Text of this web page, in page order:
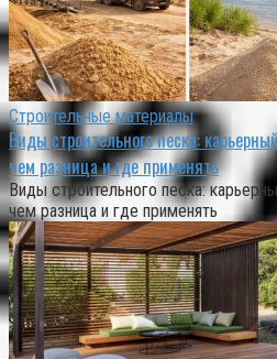
Строительные материалы
Виды строительного песка:
чем разница и где применять
Виды строительного песка:
чем разница и где применять